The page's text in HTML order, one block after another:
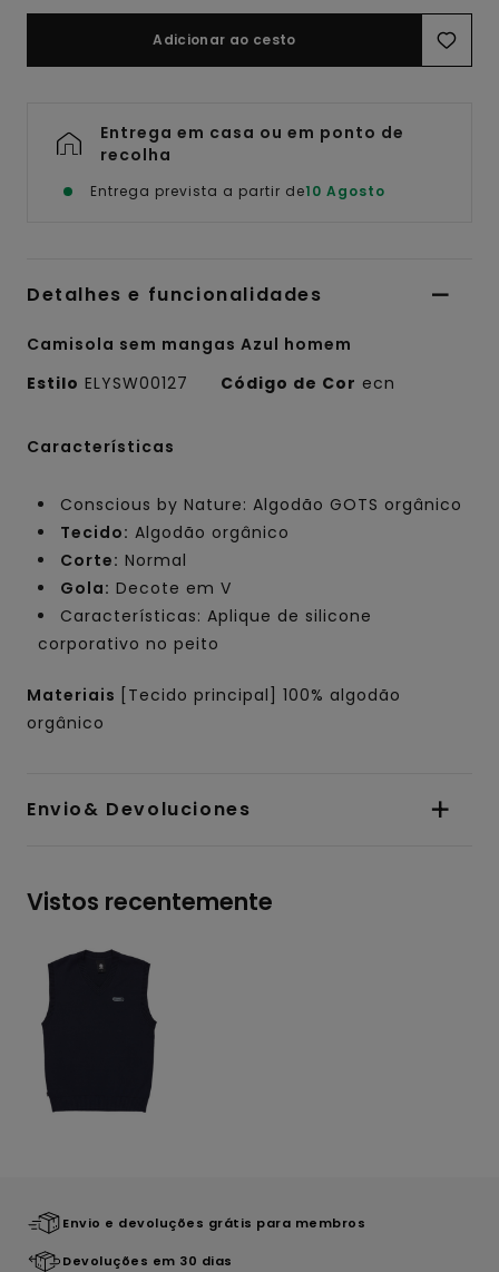
Adicionar ao cesto
Entrega em casa ou em ponto de
recolha
Entrega prevista a partir de10 Agosto
Detalhes e funcionalidades
Camisola sem mangas Azul homem
Estilo ELYSW00127 Código de Cor ecn
Características
Conscious by Nature: Algodão GOTS orgânico
Tecido: Algodão orgânico
Corte: Normal
Gola: Decote em V
Características: Aplique de silicone
corporativo no peito
Materiais
[Tecido principal] 100% algodão
orgânico
Envio& Devoluciones
Vistos recentemente
Envio e devoluções grátis para membros
Devoluções em 30 dias